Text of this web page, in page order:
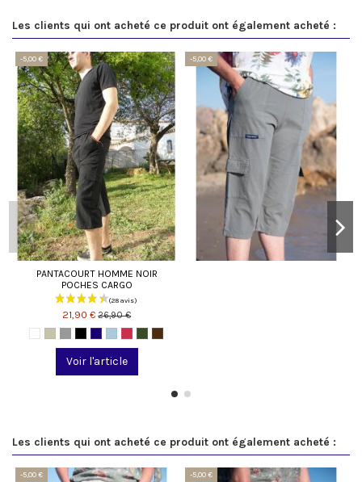
Les clients qui ont acheté ce produit ont également acheté :
-5,00 €
PANTACOURT HOMME NOIR
POCHES CARGO
21,90 €26,90 €
Voir l'article
-5,00 €
Les clients qui ont acheté ce produit ont également acheté :
-5,00 € -5,00 €